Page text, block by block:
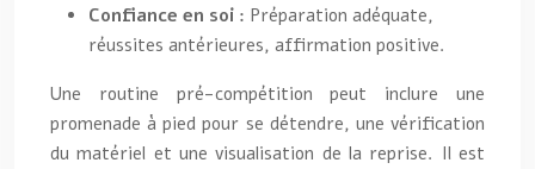
Confiance en soi : Préparation adéquate,
réussites antérieures, affirmation positive.
Une routine pré-compétition peut inclure une
promenade à pied pour se détendre, une vérification
du matériel et une visualisation de la reprise. Il est